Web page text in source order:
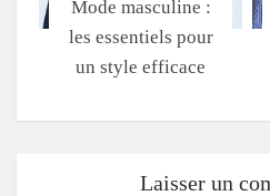
Mode masculine :
les essentiels pour
un style efficace
Laisser un